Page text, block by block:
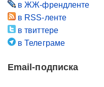
в ЖЖ-френдленте
в RSS-ленте
в твиттере
в Телеграме
Email-подписка